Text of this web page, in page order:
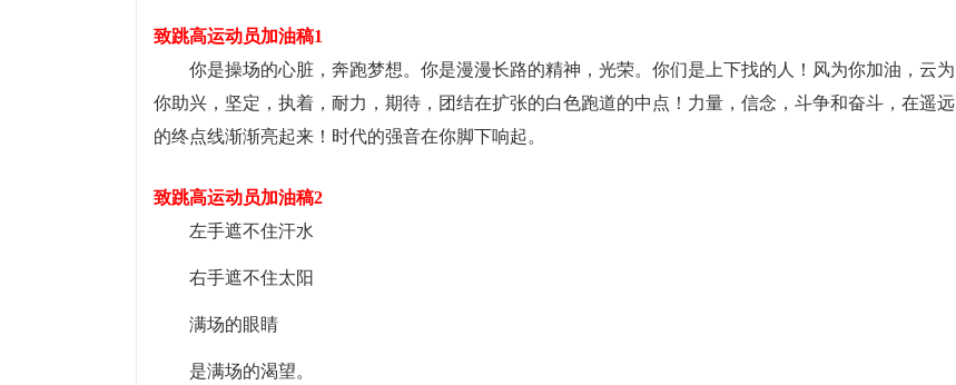
致跳高运动员加油稿1
你是操场的心脏，奔跑梦想。你是漫漫长路的精神，光荣。你们是上下找的人！风为你加油，云为
你助兴，坚定，执着，耐力，期待，团结在扩张的白色跑道的中点！力量，信念，斗争和奋斗，在遥远
的终点线渐渐亮起来！时代的强音在你脚下响起。
致跳高运动员加油稿2
左手遮不住汗水
右手遮不住太阳
满场的眼睛
是满场的渴望。